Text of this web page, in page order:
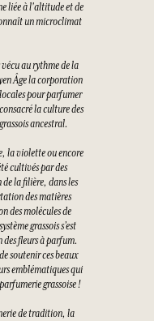
liée à l'altitude et de
un microclimat
au rythme de la
Âge la corporation
pour parfumer
la culture des
ancestral.
la violette ou encore
cultivés par des
la filière, dans les
des matières
des molécules de
grassois s’est
fleurs à parfum.
soutenir ces beaux
emblématiques qui
grassoise !
de tradition, la